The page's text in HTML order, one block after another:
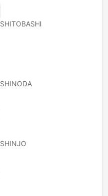
SHITOBASHI
SHINODA
SHINJO